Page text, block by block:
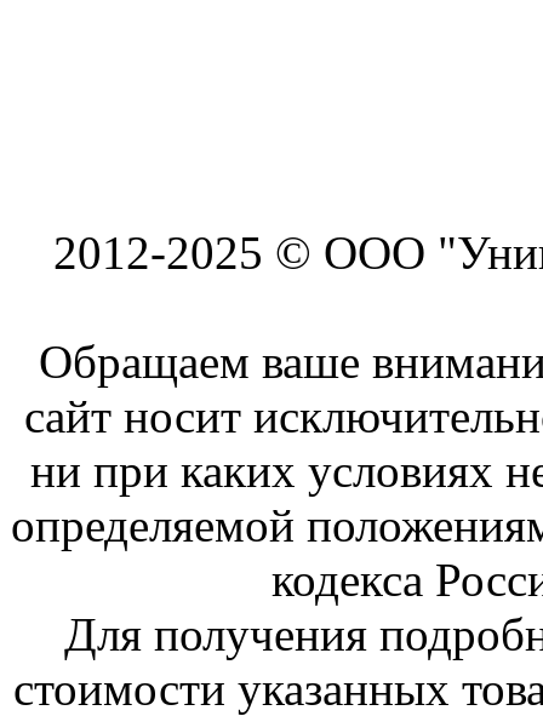
2012-2025 © ООО
Обращаем ваше
сайт носит
ни при каких условиях
определяемой
кодекса
Для получения
стоимости указанных